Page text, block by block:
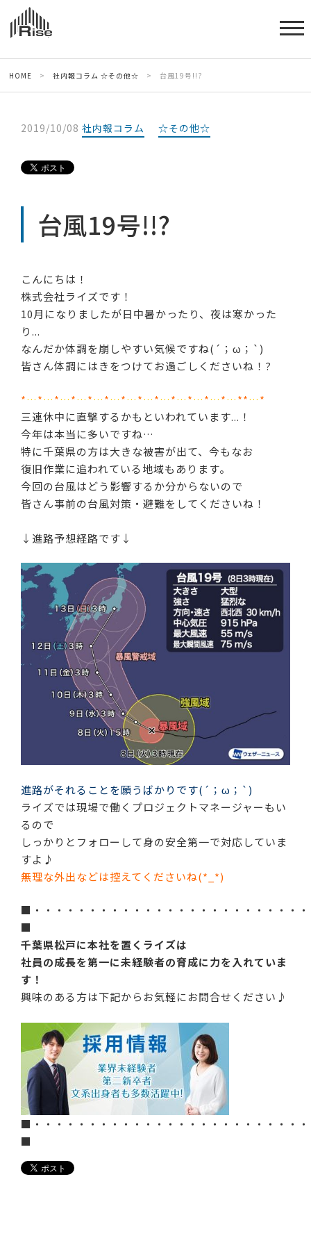
HOME > 社内報コラム ☆その他☆ > 台風19号!!?
2019/10/08 社内報コラム ☆その他☆
台風19号!!?
こんにちは！
株式会社ライズです！
10月になりましたが日中暑かったり、夜は寒かった
り...
なんだか体調を崩しやすい気候ですね(´；ω；`)
皆さん体調にはきをつけてお過ごしくださいね！?
*…*…*…*…*…*…*…*…*…*…*…*…*…**…*
三連休中に直撃するかもといわれています...！
今年は本当に多いですね…
特に千葉県の方は大きな被害が出て、今もなお
復旧作業に追われている地域もあります。
今回の台風はどう影響するか分からないので
皆さん事前の台風対策・避難をしてくださいね！
↓進路予想経路です↓
進路がそれることを願うばかりです(´；ω；`)
ライズでは現場で働くプロジェクトマネージャーもい
るので
しっかりとフォローして身の安全第一で対応していま
すよ♪
無理な外出などは控えてくださいね(*_*)
■・・・・・・・・・・・・・・・・・・・・・・・・
■
千葉県松戸に本社を置くライズは
社員の成長を第一に未経験者の育成に力を入れていま
す！
興味のある方は下記からお気軽にお問合せください♪
■・・・・・・・・・・・・・・・・・・・・・・・・
■